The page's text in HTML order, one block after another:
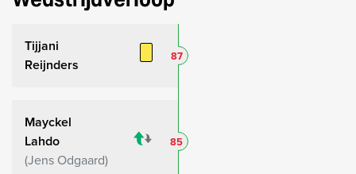
Tijjani
Reijnders
87
Mayckel
Lahdo
Jens Odgaard
85